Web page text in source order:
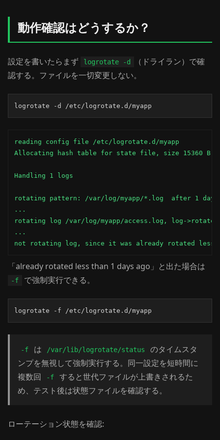
動作確認はどうするか？
設定を書いたらまず logrotate -d
（ドライラン）で確
認する。ファイルを一切変更しない。
logrotate -d /etc/logrotate.d/myapp
reading config file /etc/logrotate.d/myapp
Allocating hash table for state file, size 15360 B
Handling 1 logs
rotating pattern: /var/log/myapp/*.log  after 1
...
rotating log /var/log/myapp/access.log, log-
...
not rotating log, since it was already rotated less
「already rotated less than 1 days ago」と出た場合は
-f で強制実行できる。
logrotate -f /etc/logrotate.d/myapp
-f は /var/lib/logrotate/status
のタイムスタ
ンプを無視して強制実行する。同一設定を短時間に
複数回
-f
すると世代ファイルが上書きされるた
め、テスト後は状態ファイルを確認する。
ローテーション状態を確認: